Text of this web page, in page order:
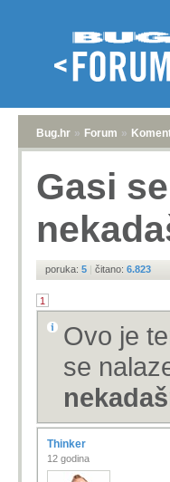
Bug.hr » Forum »
Gasi
poruka: 5 | čitano: 6.823
1
Ovo je
se
Thinker
12 godina